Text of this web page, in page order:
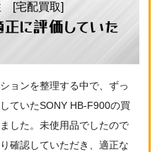
宅配買取]
に評価していた
ョンを整理する中で、ずっ
ていたSONY HB-F900の買
した。未使用品でしたので
確認していただき、適正な